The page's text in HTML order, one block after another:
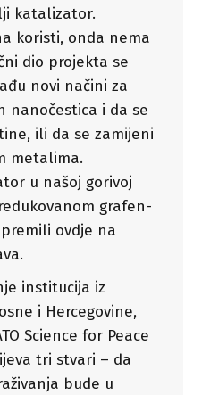
katalizator.
koristi, onda nema
dio projekta se
novi načini za
nanočestica i da se
ili da se zamijeni
metalima.
u našoj gorivoj
grafen-
ovdje na
institucija iz
i Hercegovine,
Science for Peace
tri stvari – da
bude u